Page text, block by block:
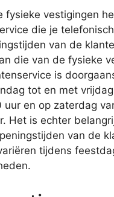
fysieke vestigingen
die je
van de
die van de fysieke
is
tot en met
uur en op zaterdag
Het is echter
van de
tijdens